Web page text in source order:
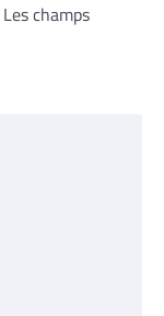
Les champs